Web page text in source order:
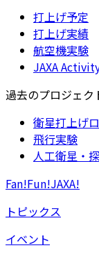
打上げ予定
打上げ実績
航空機実験
JAXA
過去のプロジェク
衛星打上げ
飛行実験
人工衛星・
Fan!Fun!JAXA!
トピックス
イベント